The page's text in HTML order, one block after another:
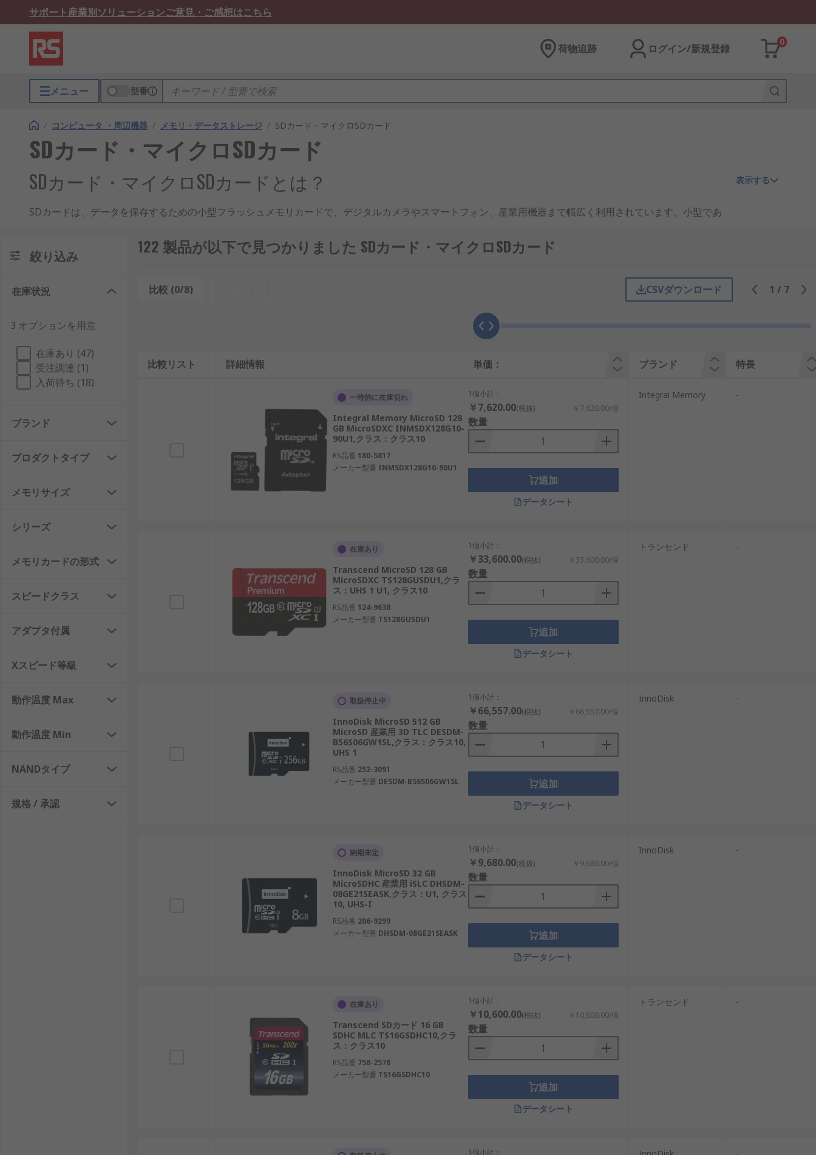
サポート産業別ソリューションご意見・ご感想はこちら
荷物追跡 ログイン/新規登録
0
メニュー 型番
/ コンピュータ ・周辺機器 / メモリ・データストレージ / SDカード・マイクロSDカード
SDカード・マイクロSDカード
SDカード・マイクロSDカードとは？
SDカードは、データを保存するための小型フラッシュメモリカードで、デジタルカメラやスマートフォン、産業用機器まで幅広く利用されています。小型であ
分野でも活用が進んでいます。
SDカードの仕組み
SDカードは、NAND型フラッシュメモリを利用してデータを電気的に記録します。書き込みや読み出しは高速で、電源を切ってもデータを保持できる不揮発性
主な機能として、大容量データの保存、持ち運びやすさ、そして機器間でのデータ交換が挙げられます。例えばマイクロSDカードはスマートフォンやIoT機器
に利用され、産業用SDカードは高耐久性が求められる日本国内の工場やロボット制御システムに導入されています。
SDカードとUSBフラッシュドライブの違い
SDカードとUSBフラッシュドライブはどちらもフラッシュメモリを使用した記録媒体ですが、用途や設計が異なります。USBフラッシュドライブはUSBポート
に直接接続できるため、PCやサーバーでのデータ転送や持ち運び用として便利です。SDカードは機器内部に差し込んで使うことが多く、デジタルカメラやIoT
機器、産業用システムに組み込まれやすい特徴があります。
日本においても、USBフラッシュドライブはビジネスシーンでのデータ持ち運びに利用される一方で、SDカードはAIを利用したドローン制御や交通インフラの
データロギングに適しており、分野ごとに明確に使い分けられています。
SDカードにはさまざまな種類があり、用途や必要な容量、耐久性によって選ばれます。以下に代表的な種類を紹介します。
マイクロSDカード
：小型サイズでスマートフォンやIoTデバイスに広く使用されます。
：1セルあたり1ビットを記録する方式で、高耐久性・高信頼性を持ち、産業用に利用されます。
：1セルに2ビットを記録し、バランスの取れた性能とコストを提供します。
TLC SDカード：1セルに3ビットを記録する方式で、大容量・低価格ながら耐久性はやや低くなります。
：高温・低温や振動などの厳しい環境に対応し、工場や交通システムで使用されます。
標準SDカード：一般的なサイズで、デジタルカメラや家庭用機器で広く使用されています。
SDカードの利点
大容量の保存：1TBのカードはデータセンターでの長期記録に、64GBや32GBのカードは教育機関や小規模IoT機器に利用されます。
高い汎用性：マイクロSDカードはスマートフォンやIoT機器に、標準SDカードはカメラやAV機器に使われます。
携帯性：16GBや32GBカードは持ち運びが容易で、商業用途のドキュメント保存に適しています。
コスト効率：TLC SDカードは低コストで大容量を実現し、家庭用や教育用に普及しています。
耐久性はNANDの種類によって差があり、TLCは書き換え寿命が短いです。
偽造品や低品質品が市場に出回ることがあります。
適切に取り扱わないと静電気や環境条件でデータ消失のリスクがあります。
最適なSDカードを選ぶためには、いくつかの要素を考慮する必要があります。
容量：1TB、64GB、32GB、16GB、1GB、さらに512GBなど、用途に合わせた容量を選びます。
NANDの種類：SLC、MLC、TLCなど、用途に適したフラッシュメモリ方式を選定します。
カードフォーマット：SD、SDHC、SDXCといった規格を確認し、機器対応を確認します。
スピードクラス：Class 10、UHS-I、UHS-IIなど、必要な書き込み・読み込み速度に基づいて選びます。
耐環境性：産業用や防水、防塵仕様など、日本国内の厳しい環境条件に対応する製品を選定します。
表示する
絞り込み
在庫状況
3 オプションを用意
在庫あり (47)
受注調達 (1)
入荷待ち (18)
ブランド
プロダクトタイプ
メモリサイズ
シリーズ
メモリカードの形式
スピードクラス
アダプタ付属
Xスピード等級
動作温度 Max
動作温度 Min
NANDタイプ
規格 / 承認
122 製品が以下で見つかりました SDカード・マイクロSDカード
比較 (0/8) CSVダウンロード 1 / 7
比較リスト 詳細情報 単価： ブランド 特長
一時的に在庫切れ
Integral Memory MicroSD 128
GB MicroSDXC INMSDX128G10-
90U1,クラス：クラス10
RS品番 180-5817
メーカー型番 INMSDX128G10-90U1
1個小計：
￥7,620.00(税抜) ￥7,620.00/個
数量
追加
データシート
Integral Memory -
在庫あり
Transcend MicroSD 128 GB
MicroSDXC TS128GUSDU1,クラ
ス：UHS 1 U1, クラス10
RS品番 124-9638
メーカー型番 TS128GUSDU1
1個小計：
￥33,600.00(税抜) ￥33,600.00/個
数量
追加
データシート
トランセンド -
取扱停止中
InnoDisk MicroSD 512 GB
MicroSD 産業用 3D TLC DESDM-
B56S06GW1SL,クラス：クラス10,
UHS 1
RS品番 252-3091
メーカー型番 DESDM-B56S06GW1SL
1個小計：
￥66,557.00(税抜) ￥66,557.00/個
数量
追加
データシート
InnoDisk -
納期未定
InnoDisk MicroSD 32 GB
MicroSDHC 産業用 iSLC DHSDM-
08GE21SEASK,クラス：U1, クラス
10, UHS-I
RS品番 206-9299
メーカー型番 DHSDM-08GE21SEASK
1個小計：
￥9,680.00(税抜) ￥9,680.00/個
数量
追加
データシート
InnoDisk -
在庫あり
Transcend SDカード 16 GB
SDHC MLC TS16GSDHC10,クラ
ス：クラス10
RS品番 758-2578
メーカー型番 TS16GSDHC10
1個小計：
￥10,600.00(税抜) ￥10,600.00/個
数量
追加
データシート
トランセンド -
1個小計：